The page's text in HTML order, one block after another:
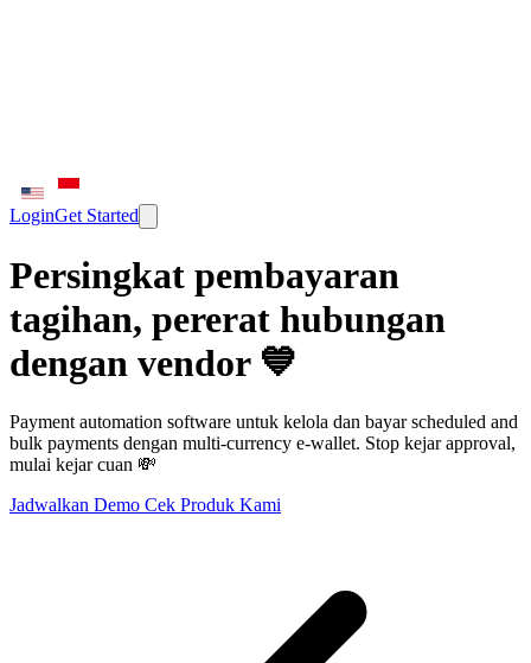
LoginGet Started
Persingkat pembayaran
tagihan, pererat hubungan
dengan vendor 💙
Payment automation software untuk kelola dan bayar scheduled and
bulk payments dengan multi-currency e-wallet. Stop kejar approval,
mulai kejar cuan 💸
Jadwalkan Demo Cek Produk Kami